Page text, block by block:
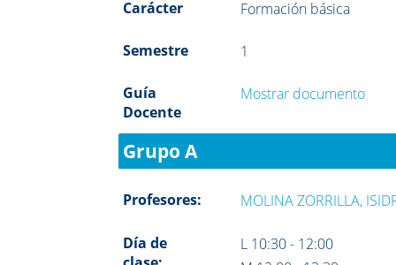
Carácter Formación básica
Semestre 1
Guía
Docente
Mostrar documento
Grupo A
Profesores: MOLINA ZORRILLA,
Día de
L 10:30 - 12:00